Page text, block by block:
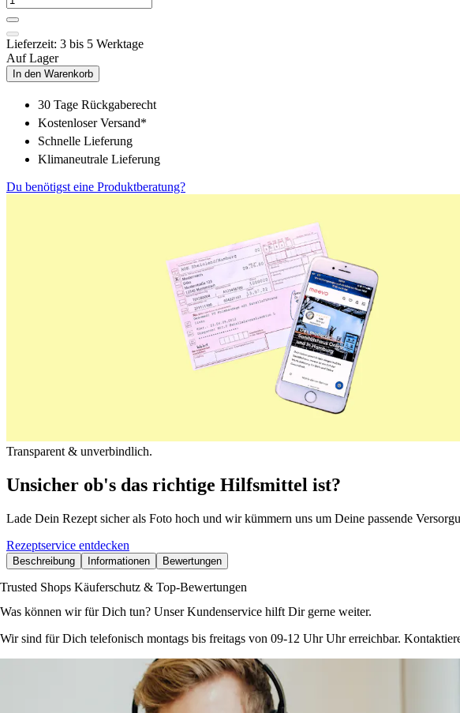
Lieferzeit: 3 bis 5 Werktage
Auf Lager
In den Warenkorb
30 Tage Rückgaberecht
Kostenloser Versand*
Schnelle Lieferung
Klimaneutrale Lieferung
Du benötigst eine Produktberatung?
Transparent & unverbindlich.
Unsicher ob's das richtige Hilfsmittel ist?
Lade Dein Rezept sicher als Foto hoch und wir kümmern uns um Deine passende
Rezeptservice entdecken
Beschreibung Informationen Bewertungen
Trusted Shops Käuferschutz & Top-Bewertungen
Was können wir für Dich tun? Unser Kundenservice hilft Dir gerne weiter.
Wir sind für Dich telefonisch montags bis freitags von 09-12 Uhr Uhr erreichbar.